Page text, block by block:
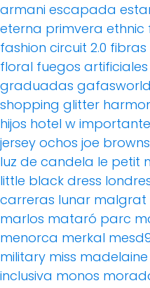
armani escapada
eterna primvera ethnic
fashion circuit 2.0 fibras
floral fuegos artificiales
graduadas gafasworld
shopping glitter
hijos hotel w importante
jersey ochos joe browns
luz de candela le petit
little black dress
carreras lunar malgrat
marlos mataró parc
menorca merkal
military miss madelaine
inclusiva monos